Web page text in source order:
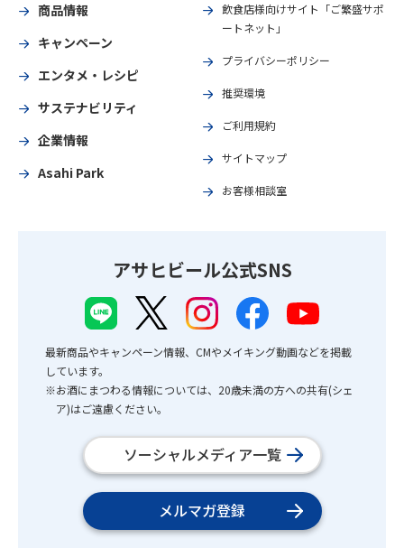
商品情報
キャンペーン
エンタメ・レシピ
サステナビリティ
企業情報
Asahi Park
飲食店様向けサイト「ご繁盛サポ
ートネット」
プライバシーポリシー
推奨環境
ご利用規約
サイトマップ
お客様相談室
アサヒビール公式SNS
最新商品やキャンペーン情報、CMやメイキング動画などを掲載
しています。
※お酒にまつわる情報については、20歳未満の方への共有(シェ
ア)はご遠慮ください。
ソーシャルメディア一覧
メルマガ登録